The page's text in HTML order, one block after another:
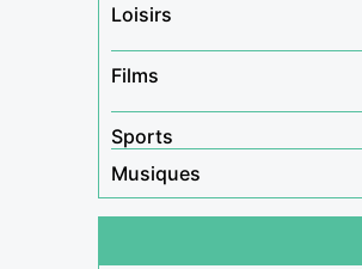
Loisirs
Films
Sports
Musiques